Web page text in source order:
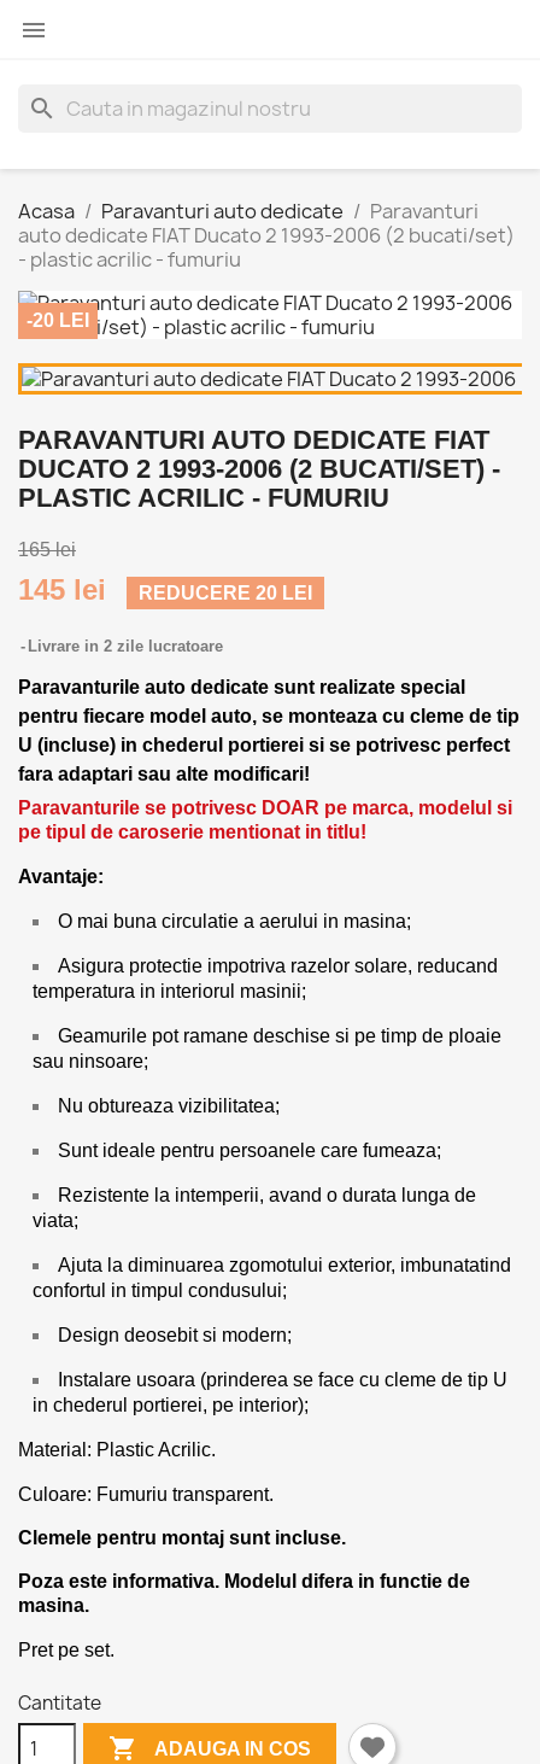

search
Acasa Paravanturi auto dedicate
Paravanturi
auto dedicate FIAT Ducato 2 1993-2006 (2 bucati/set)
- plastic acrilic - fumuriu
-20 LEI
PARAVANTURI AUTO DEDICATE FIAT
DUCATO 2 1993-2006 (2 BUCATI/SET) -
PLASTIC ACRILIC - FUMURIU
165 lei
145 lei REDUCERE 20 LEI
Livrare in 2 zile lucratoare
Paravanturile auto dedicate sunt realizate special
pentru fiecare model auto, se monteaza cu cleme de tip
U (incluse) in chederul portierei si se potrivesc perfect
fara adaptari sau alte modificari!
Paravanturile se potrivesc DOAR pe marca, modelul si
pe tipul de caroserie mentionat in titlu!
Avantaje:
O mai buna circulatie a aerului in masina;
Asigura protectie impotriva razelor solare, reducand
temperatura in interiorul masinii;
Geamurile pot ramane deschise si pe timp de ploaie
sau ninsoare;
Nu obtureaza vizibilitatea;
Sunt ideale pentru persoanele care fumeaza;
Rezistente la intemperii, avand o durata lunga de
viata;
Ajuta la diminuarea zgomotului exterior, imbunatatind
confortul in timpul condusului;
Design deosebit si modern;
Instalare usoara (prinderea se face cu cleme de tip U
in chederul portierei, pe interior);
Material: Plastic Acrilic.
Culoare: Fumuriu transparent.
Clemele pentru montaj sunt incluse.
Poza este informativa. Modelul difera in functie de
masina.
Pret pe set.
Cantitate
 ADAUGA IN COS